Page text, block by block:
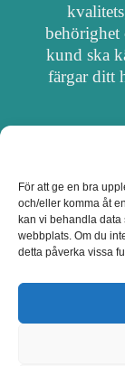
För att ge en bra
och/eller komma åt
kan vi behandla
webbplats. Om du
detta påverka vissa
behörighet
kund ska
färgar ditt